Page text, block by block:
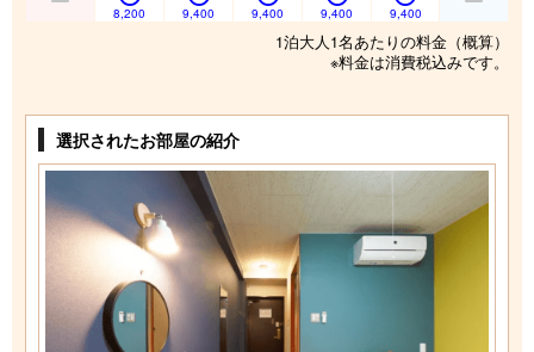
8,200 9,400 9,400 9,400 9,400
1泊大人1名あたりの料金（概算）
※料金は消費税込みです。
選択されたお部屋の紹介